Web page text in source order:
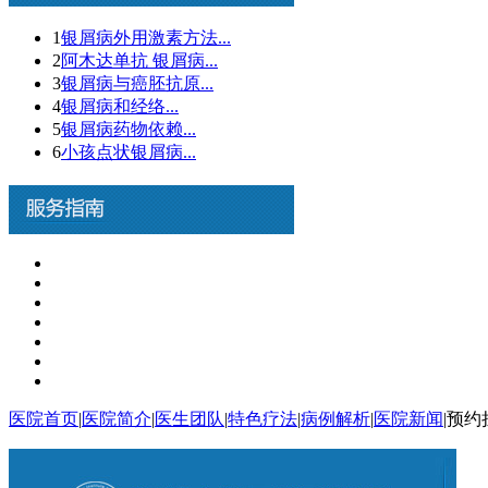
1银屑病外用激素方法...
2阿木达单抗 银屑病...
3银屑病与癌胚抗原...
4银屑病和经络...
5银屑病药物依赖...
6小孩点状银屑病...
医院首页|医院简介|医生团队|特色疗法|病例解析|医院新闻|预约